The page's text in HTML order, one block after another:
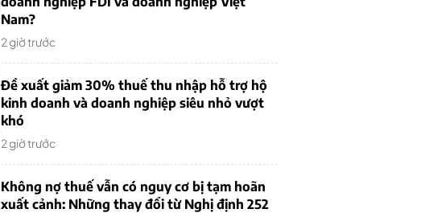
Nam?
2 giờ trước
Đề xuất giảm 30% thuế thu nhập hỗ trợ hộ
kinh doanh và doanh nghiệp siêu nhỏ vượt
khó
2 giờ trước
Không nợ thuế vẫn có nguy cơ bị tạm hoãn
xuất cảnh: Những thay đổi từ Nghị định 252